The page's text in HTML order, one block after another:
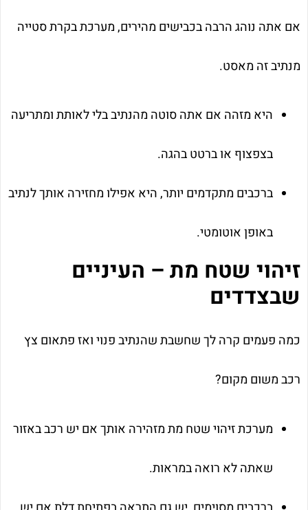
אם אתה נוהג הרבה בכבישים מהירים, מערכת בקרת סטייה
מנתיב זה מאסט.
היא מזהה אם אתה סוטה מהנתיב בלי לאותת ומתריעה
בצפצוף או ברטט בהגה.
ברכבים מתקדמים יותר, היא אפילו מחזירה אותך לנתיב
באופן אוטומטי.
זיהוי שטח מת – העיניים
שבצדדים
כמה פעמים קרה לך שחשבת שהנתיב פנוי ואז פתאום צץ
רכב משום מקום?
מערכת זיהוי שטח מת מזהירה אותך אם יש רכב באזור
שאתה לא רואה במראות.